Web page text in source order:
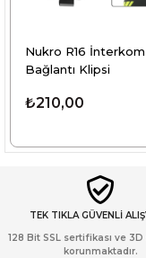
Nukro R16 İnterkom
Bağlantı Klipsi
₺210,00
TEK TIKLA GÜVENLİ
128 Bit SSL sertifikası ve
korunmaktadır.